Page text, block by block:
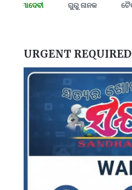
ଗୁରୁ ନାନକ ଚୈତନ୍ୟ
URGENT REQUIRED